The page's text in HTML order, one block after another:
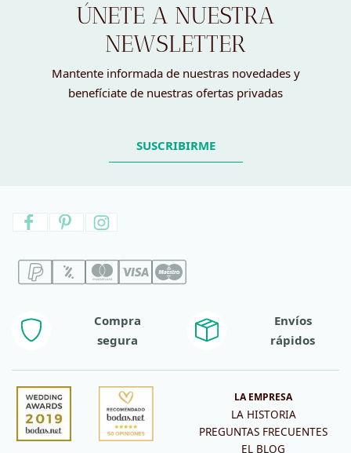
ÚNETE A NUESTRA
NEWSLETTER
Mantente informada de nuestras novedades y
benefíciate de nuestras ofertas privadas
SUSCRIBIRME
Compra
segura
Envíos
rápidos
LA EMPRESA
LA HISTORIA
PREGUNTAS FRECUENTES
EL BLOG